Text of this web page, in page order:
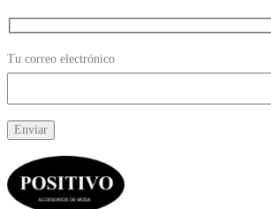
Tu correo electrónico